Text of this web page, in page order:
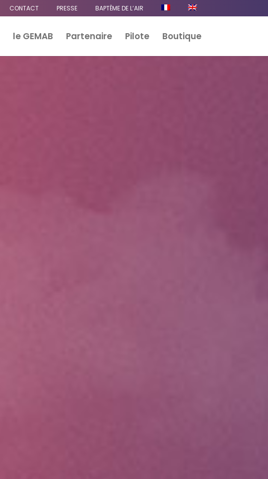
CONTACT PRESSE BAPTÊME DE L’AIR
le GEMAB Partenaire Pilote Boutique